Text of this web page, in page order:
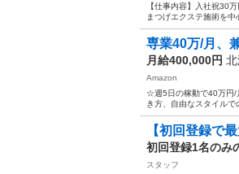
【仕事内容】入社祝30
まつげエクステ施術を
専業40万/月、
月給400,000円
Amazon
☆週5日の稼動で40万円
き方、自由なスタイル
【初回登録で
初回登録1名のみ
スタッフ